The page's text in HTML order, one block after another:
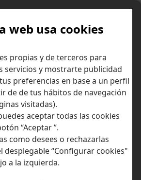
web usa cookies
propias y de terceros para
servicios y mostrarte publicidad
preferencias en base a un perfil
de de tus hábitos de navegación
visitadas).
aceptar todas las cookies
“Aceptar ”.
como desees o rechazarlas
desplegable “Configurar cookies"
a la izquierda.
Ir a Self Bank »
de Self